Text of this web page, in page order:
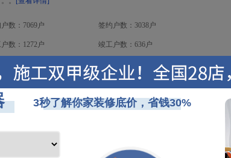
数：7069户 签约户数：3038户
数：1272户 竣工户数：636户
电话咨询：0731-82197782